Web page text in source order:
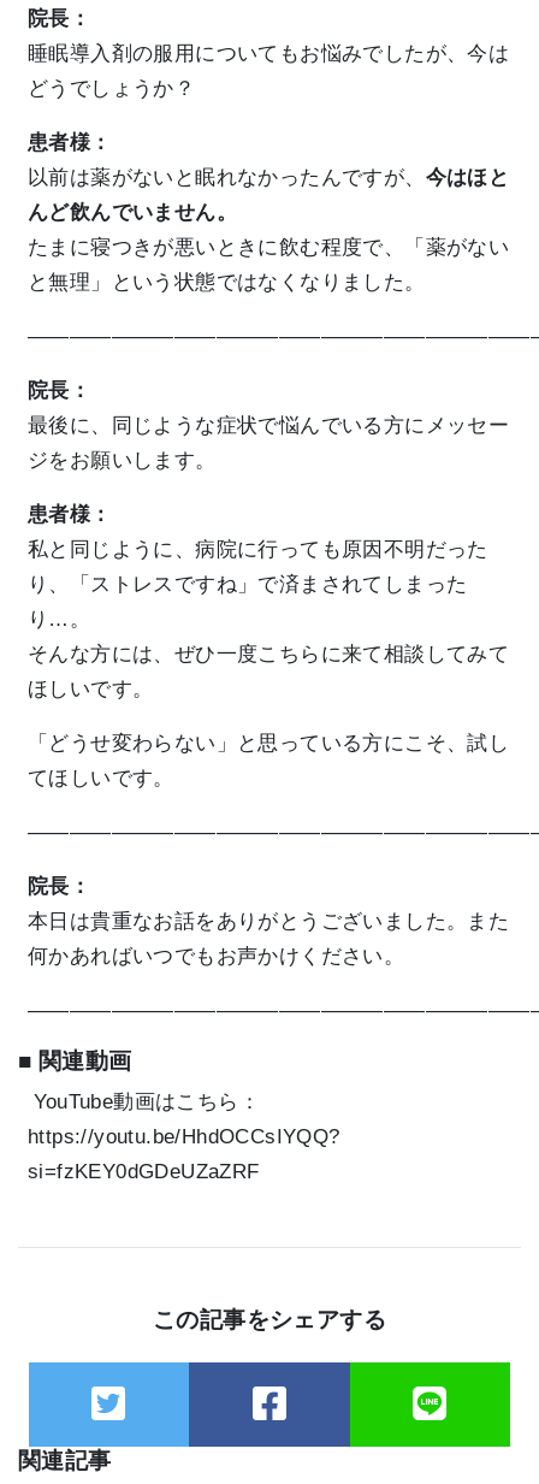
院長：
睡眠導入剤の服用についてもお悩みでしたが、今は
どうでしょうか？
患者様：
以前は薬がないと眠れなかったんですが、 今はほと
んど飲んでいません。
たまに寝つきが悪いときに飲む程度で、「薬がない
と無理」という状態ではなくなりました。
院長：
最後に、同じような症状で悩んでいる方にメッセー
ジをお願いします。
患者様：
私と同じように、病院に行っても原因不明だった
り、「ストレスですね」で済まされてしまった
り…。
そんな方には、ぜひ一度こちらに来て相談してみて
ほしいです。
「どうせ変わらない」と思っている方にこそ、試し
てほしいです。
院長：
本日は貴重なお話をありがとうございました。また
何かあればいつでもお声かけください。
■ 関連動画
YouTube動画はこちら：
https://youtu.be/HhdOCCsIYQQ?
si=fzKEY0dGDeUZaZRF
この記事をシェアする
関連記事